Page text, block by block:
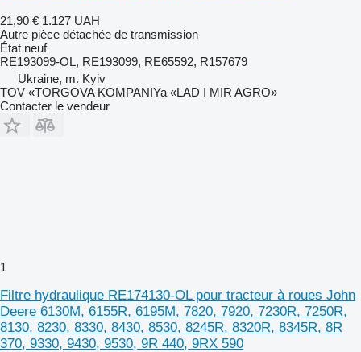
21,90 € 1.127 UAH
Autre pièce détachée de transmission
État neuf
RE193099-OL, RE193099, RE65592, R157679
Ukraine, m. Kyiv
TOV «TORGOVA KOMPANIYa «LAD I MIR AGRO»
Contacter le vendeur
1
Filtre hydraulique RE174130-OL pour tracteur à roues John
Deere 6130M, 6155R, 6195M, 7820, 7920, 7230R, 7250R,
8130, 8230, 8330, 8430, 8530, 8245R, 8320R, 8345R, 8R
370, 9330, 9430, 9530, 9R 440, 9RX 590